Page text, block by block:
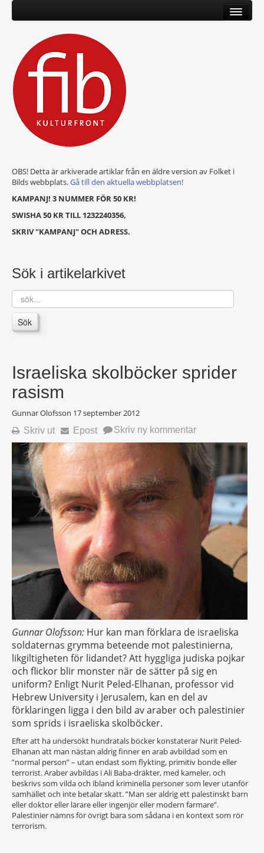
OBS! Detta är arkiverade artiklar från en äldre version av Folket i
Bilds webbplats.Gå till den aktuella webbplatsen!
KAMPANJ! 3 NUMMER FÖR 50 KR!
SWISHA 50 KR TILL 1232240356,
SKRIV "KAMPANJ" OCH ADRESS.
Sök i artikelarkivet
sök...
Sök
Israeliska skolböcker sprider
rasism
Gunnar Olofsson 17 september 2012
Skriv ut Epost Skriv ny kommentar
Gunnar Olofsson: Hur kan man förklara de israeliska
soldaternas grymma beteende mot palestinierna,
likgiltigheten för lidandet? Att hyggliga judiska pojkar
och flickor blir monster när de sätter på sig en
uniform? Enligt Nurit Peled-Elhanan, professor vid
Hebrew University i Jerusalem, kan en del av
förklaringen ligga i den bild av araber och palestinier
som sprids i israeliska skolböcker.
Efter att ha undersökt hundratals böcker konstaterar Nurit Peled-
Elhanan att man nästan aldrig finner en arab avbildad som en
”normal person” – utan endast som flykting, primitiv bonde eller
terrorist. Araber avbildas i Ali Baba-dräkter, med kameler, och
beskrivs som vilda och ibland kriminella personer som lever utanför
samhället och inte betalar skatt. ”Man ser aldrig ett palestinskt barn
eller doktor eller lärare eller ingenjör eller modern farmare”.
Palestinier nämns för övrigt bara som sådana i en kontext som rör
terrorism.